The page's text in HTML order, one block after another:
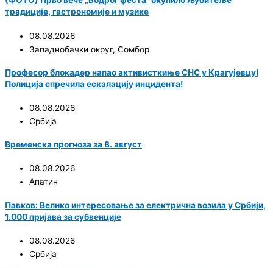
традиције, гастрономије и музике
08.08.2026
Западнобачки округ, Сомбор
Професор блокадер напао активисткиње СНС у Крагујевцу!
Полиција спречила ескалацију инцидента!
08.08.2026
Србија
Временска прогноза за 8. август
08.08.2026
Апатин
Павков: Велико интересовање за електрична возила у Србији,
1.000 пријава за субвенције
08.08.2026
Србија